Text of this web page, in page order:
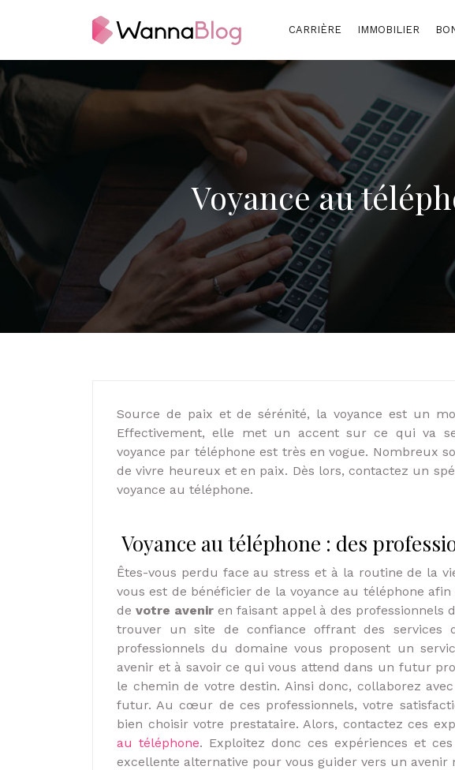
CARRIÈRE IMMOBILIER
Voyance au
Source de paix et de sérénité, la voyance est un
Effectivement, elle met un accent sur ce qui va
voyance par téléphone est très en vogue. Nombreux
de vivre heureux et en paix. Dès lors, contactez un
voyance au téléphone.
Voyance au téléphone : des
Êtes-vous perdu face au stress et à la routine de la
vous est de bénéficier de la voyance au téléphone
devotre avenir en faisant appel à des professionnels
trouver un site de confiance offrant des services
professionnels du domaine vous proposent un
avenir et à savoir ce qui vous attend dans un futur
le chemin de votre destin. Ainsi donc, collaborez
futur. Au cœur de ces professionnels, votre
bien choisir votre prestataire. Alors, contactez ces
au téléphone. Exploitez donc ces expériences et
excellente alternative pour vous guider vers un avenir